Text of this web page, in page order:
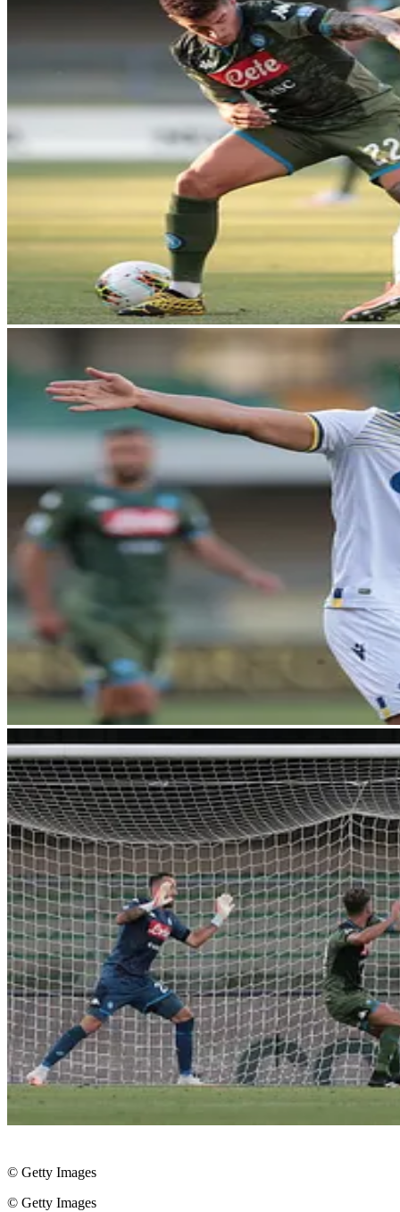
© Getty Images
© Getty Images